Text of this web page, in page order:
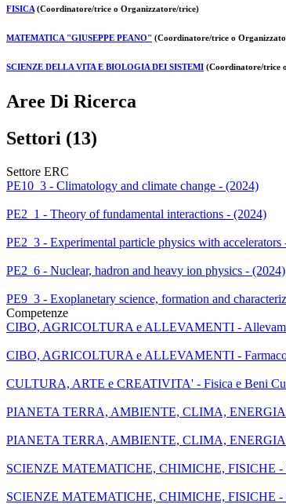
FISICA (Coordinatore/trice o Organizzatore/trice)
MATEMATICA "GIUSEPPE PEANO" (Coordinatore/trice o
SCIENZE DELLA VITA E BIOLOGIA DEI SISTEMI (Coordinatore/trice
Aree Di Ricerca
Settori (13)
Settore ERC
PE10_3 - Climatology and climate change - (2024)
PE2_1 - Theory of fundamental interactions - (2024)
PE2_3 - Experimental particle physics with accelerators
PE2_6 - Nuclear, hadron and heavy ion physics - (2024)
PE9_3 - Exoplanetary science, formation and
Competenze
CIBO, AGRICOLTURA e ALLEVAMENTI -
CIBO, AGRICOLTURA e ALLEVAMENTI -
CULTURA, ARTE e CREATIVITA' - Fisica e Beni
PIANETA TERRA, AMBIENTE, CLIMA, ENERGIA
PIANETA TERRA, AMBIENTE, CLIMA, ENERGIA
SCIENZE MATEMATICHE, CHIMICHE, FISICHE -
SCIENZE MATEMATICHE, CHIMICHE, FISICHE -